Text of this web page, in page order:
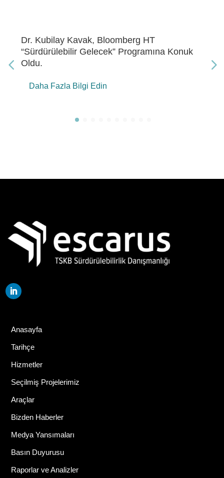
Dr. Kubilay Kavak, Bloomberg HT “Gelecek
Enerji” Programına Konuk Oldu
Anasayfa
Tarihçe
Hizmetler
Seçilmiş Projelerimiz
Araçlar
Bizden Haberler
Medya Yansımaları
Basın Duyurusu
Raporlar ve Analizler